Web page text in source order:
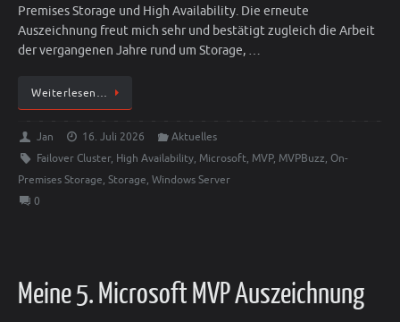
Premises Storage und High Availability. Die erneute
Auszeichnung freut mich sehr und bestätigt zugleich die Arbeit
der vergangenen Jahre rund um Storage, …
Weiterlesen…
Jan 16. Juli 2026
Aktuelles
Failover Cluster, High Availability, Microsoft, MVP, MVPBuzz, On-
Premises Storage, Storage, Windows Server
0
Meine 5. Microsoft MVP Auszeichnung